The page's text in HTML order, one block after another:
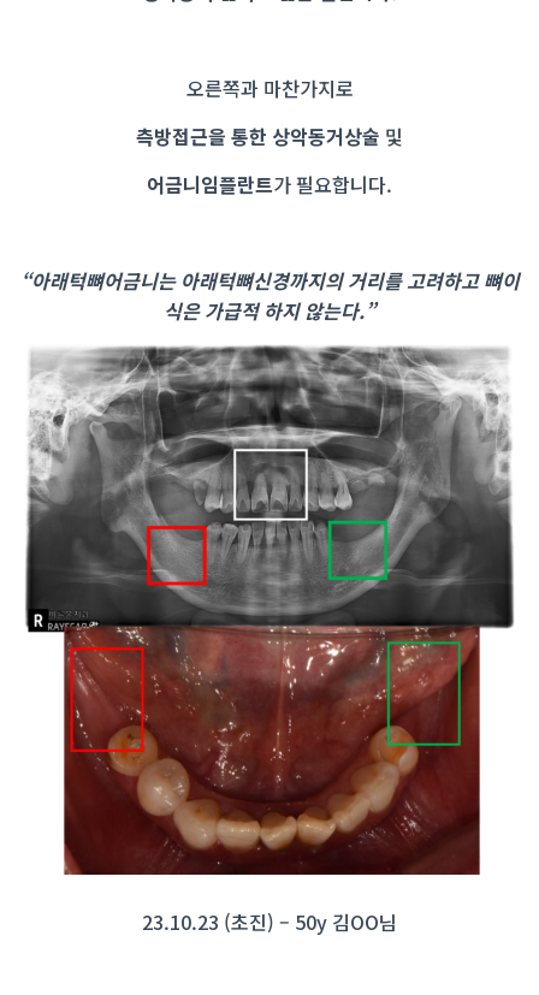
오른쪽과 마찬가지로
측방접근을 통한 상악동거상술 및
어금니임플란트가 필요합니다.
“아래턱뼈어금니는 아래턱뼈신경까지의 거리를 고려하고뼈이
식은 가급적 하지 않는다.”
23.10.23 (초진) – 50y 김OO님